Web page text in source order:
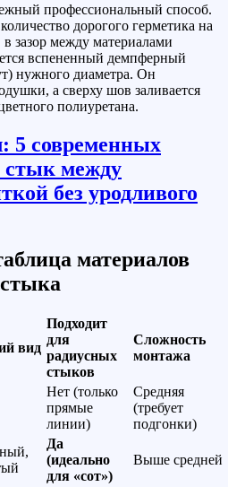
профессиональный способ.
дорогого герметика на
зазор между материалами
вспененный демпферный
нужного диаметра. Он
а сверху шов заливается
полиуретана.
материалов
вид
Подходит
для
радиусных
стыков
Сложность
монтажа
Нет (только
прямые
линии)
Средняя
(требует
подгонки)
Да
(идеально
для «сот»)
Выше средней